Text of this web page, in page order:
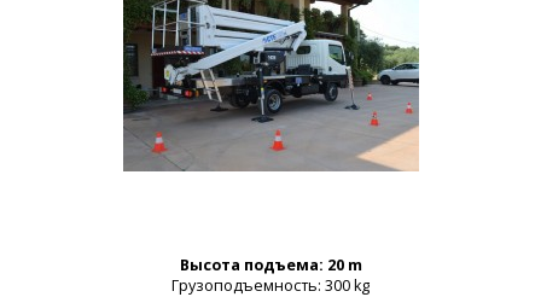
Высота подъема: 20 m
Грузоподъемность: 300 kg